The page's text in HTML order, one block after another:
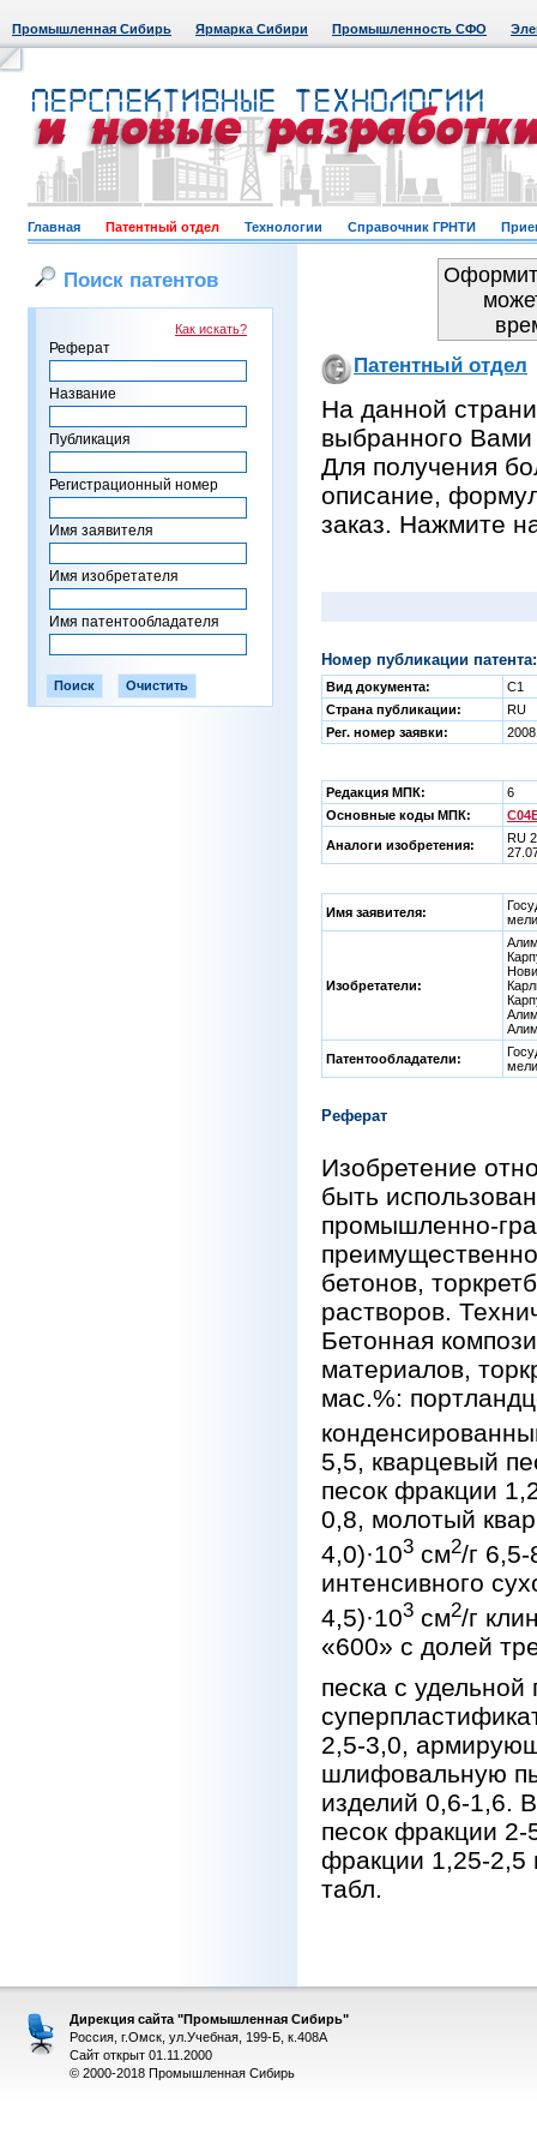
Промышленная Сибирь Ярмарка Сибири Промышленность СФО
Главная Патентный отдел Технологии Справочник ГРНТИ
Поиск патентов
Как искать?
Реферат
Название
Публикация
Регистрационный номер
Имя заявителя
Имя изобретателя
Имя патентообладателя
Патентный отдел
На данной
выбранного Вами
Для получения
описание,
заказ. Нажмите
Номер публикации
Вид документа:
C1
Страна публикации:
RU
Рег. номер заявки:
Редакция МПК:
6
Основные коды МПК:
Аналоги изобретения:
RU
Имя заявителя:
Изобретатели:
Патентообладатели:
Реферат
Изобретение
быть
промышленно-
бетонов,
растворов.
Бетонная
материалов,
мас.%:
5,5, кварцевый
песок фракции
0,8, молотый
4,0)·103 см2/г
интенсивного
4,5)·103 см2/г
«600» с долей
песка с
2,5-3,0,
шлифовальную
изделий 0,6-1,6.
песок фракции
фракции 1,25-
табл.
Дирекция сайта "Промышленная Сибирь"
Россия, г.Омск, ул.Учебная, 199-Б, к.408А
Сайт открыт 01.11.2000
© 2000-2018 Промышленная Сибирь